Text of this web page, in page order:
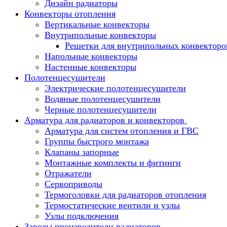
Дизайн радиаторы
Конвекторы отопления
Вертикальные конвекторы
Внутрипольные конвекторы
Решетки для внутрипольных
Напольные конвекторы
Настенные конвекторы
Полотенцесушители
Электрические полотенцесушители
Водяные полотенцесушители
Черные полотенцесушители
Арматура для радиаторов и конвекторов
Арматура для систем отопления и ГВС
Группы быстрого монтажа
Клапаны запорные
Монтажные комплекты и фитинги
Отражатели
Сервоприводы
Термоголовки для радиаторов отопления
Термостатические вентили и узлы
Узлы подключения